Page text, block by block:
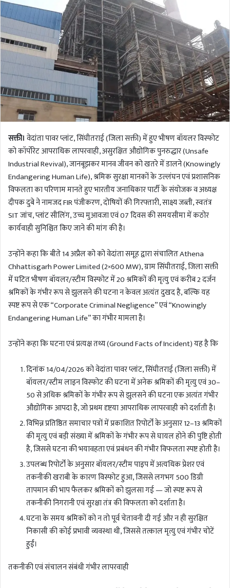
सक्ती। वेदांता पावर प्लांट, सिंघीतराई (जिला सक्ती) में हुए भीषण बॉयलर विस्फोट
को कॉर्पोरेट आपराधिक लापरवाही, असुरक्षित औद्योगिक पुनरुद्धार (Unsafe
Industrial Revival), जानबूझकर मानव जीवन को खतरे में डालने (Knowingly
Endangering Human Life), श्रमिक सुरक्षा मानकों के उल्लंघन एवं प्रशासनिक
विफलता का परिणाम मानते हुए भारतीय जनाधिकार पार्टी के संयोजक व अध्यक्ष
दीपक दुबे ने नामजद FIR पंजीकरण, दोषियों की गिरफ्तारी, साक्ष्य जब्ती, स्वतंत्र
SIT जांच, प्लांट सीलिंग, उच्च मुआवजा एवं 07 दिवस की समयसीमा में कठोर
कार्यवाही सुनिश्चित किए जाने की मांग की है।
उन्होंने कहा कि बीते 14 अप्रैल को को वेदांता समूह द्वारा संचालित Athena
Chhattisgarh Power Limited (2×600 MW), ग्राम सिंघीतराई, जिला सक्ती
में घटित भीषण बॉयलर/स्टीम विस्फोट में 20 श्रमिकों की मृत्यु एवं करीब 2 दर्जन
श्रमिकों के गंभीर रूप से झुलसने की घटना न केवल अत्यंत दुखद है, बल्कि यह
स्पष्ट रूप से एक “Corporate Criminal Negligence” एवं “Knowingly
Endangering Human Life” का गंभीर मामला है।
उन्होंने कहा कि घटना एवं प्रत्यक्ष तथ्य (Ground Facts of Incident) यह है कि
दिनांक 14/04/2026 को वेदांता पावर प्लांट, सिंघीतराई (जिला सक्ती) में
बॉयलर/स्टीम लाइन विस्फोट की घटना में अनेक श्रमिकों की मृत्यु एवं 30–
50 से अधिक श्रमिकों के गंभीर रूप से झुलसने की घटना एक अत्यंत गंभीर
औद्योगिक आपदा है, जो प्रथम दृष्टया आपराधिक लापरवाही को दर्शाती है।
विभिन्न प्रतिष्ठित समाचार पत्रों में प्रकाशित रिपोर्टों के अनुसार 12–13 श्रमिकों
की मृत्यु एवं बड़ी संख्या में श्रमिकों के गंभीर रूप से घायल होने की पुष्टि होती
है, जिससे घटना की भयावहता एवं प्रबंधन की गंभीर विफलता स्पष्ट होती है।
उपलब्ध रिपोर्टों के अनुसार बॉयलर/स्टीम पाइप में अत्यधिक प्रेशर एवं
तकनीकी खराबी के कारण विस्फोट हुआ, जिससे लगभग 500 डिग्री
तापमान की भाप फैलकर श्रमिकों को झुलसा गई — जो स्पष्ट रूप से
तकनीकी निगरानी एवं सुरक्षा तंत्र की विफलता को दर्शाता है।
घटना के समय श्रमिकों को न तो पूर्व चेतावनी दी गई और न ही सुरक्षित
निकासी की कोई प्रभावी व्यवस्था थी, जिससे तत्काल मृत्यु एवं गंभीर चोटें
हुईं।
तकनीकी एवं संचालन संबंधी गंभीर लापरवाही